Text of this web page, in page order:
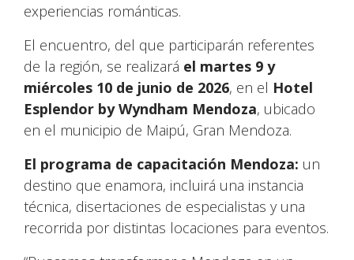
experiencias románticas.
El encuentro, del que participarán referentes
de la región, se realizará el martes 9 y
miércoles 10 de junio de 2026, en el Hotel
Esplendor by Wyndham Mendoza, ubicado
en el municipio de Maipú, Gran Mendoza.
El programa de capacitación Mendoza: un
destino que enamora, incluirá una instancia
técnica, disertaciones de especialistas y una
recorrida por distintas locaciones para eventos.